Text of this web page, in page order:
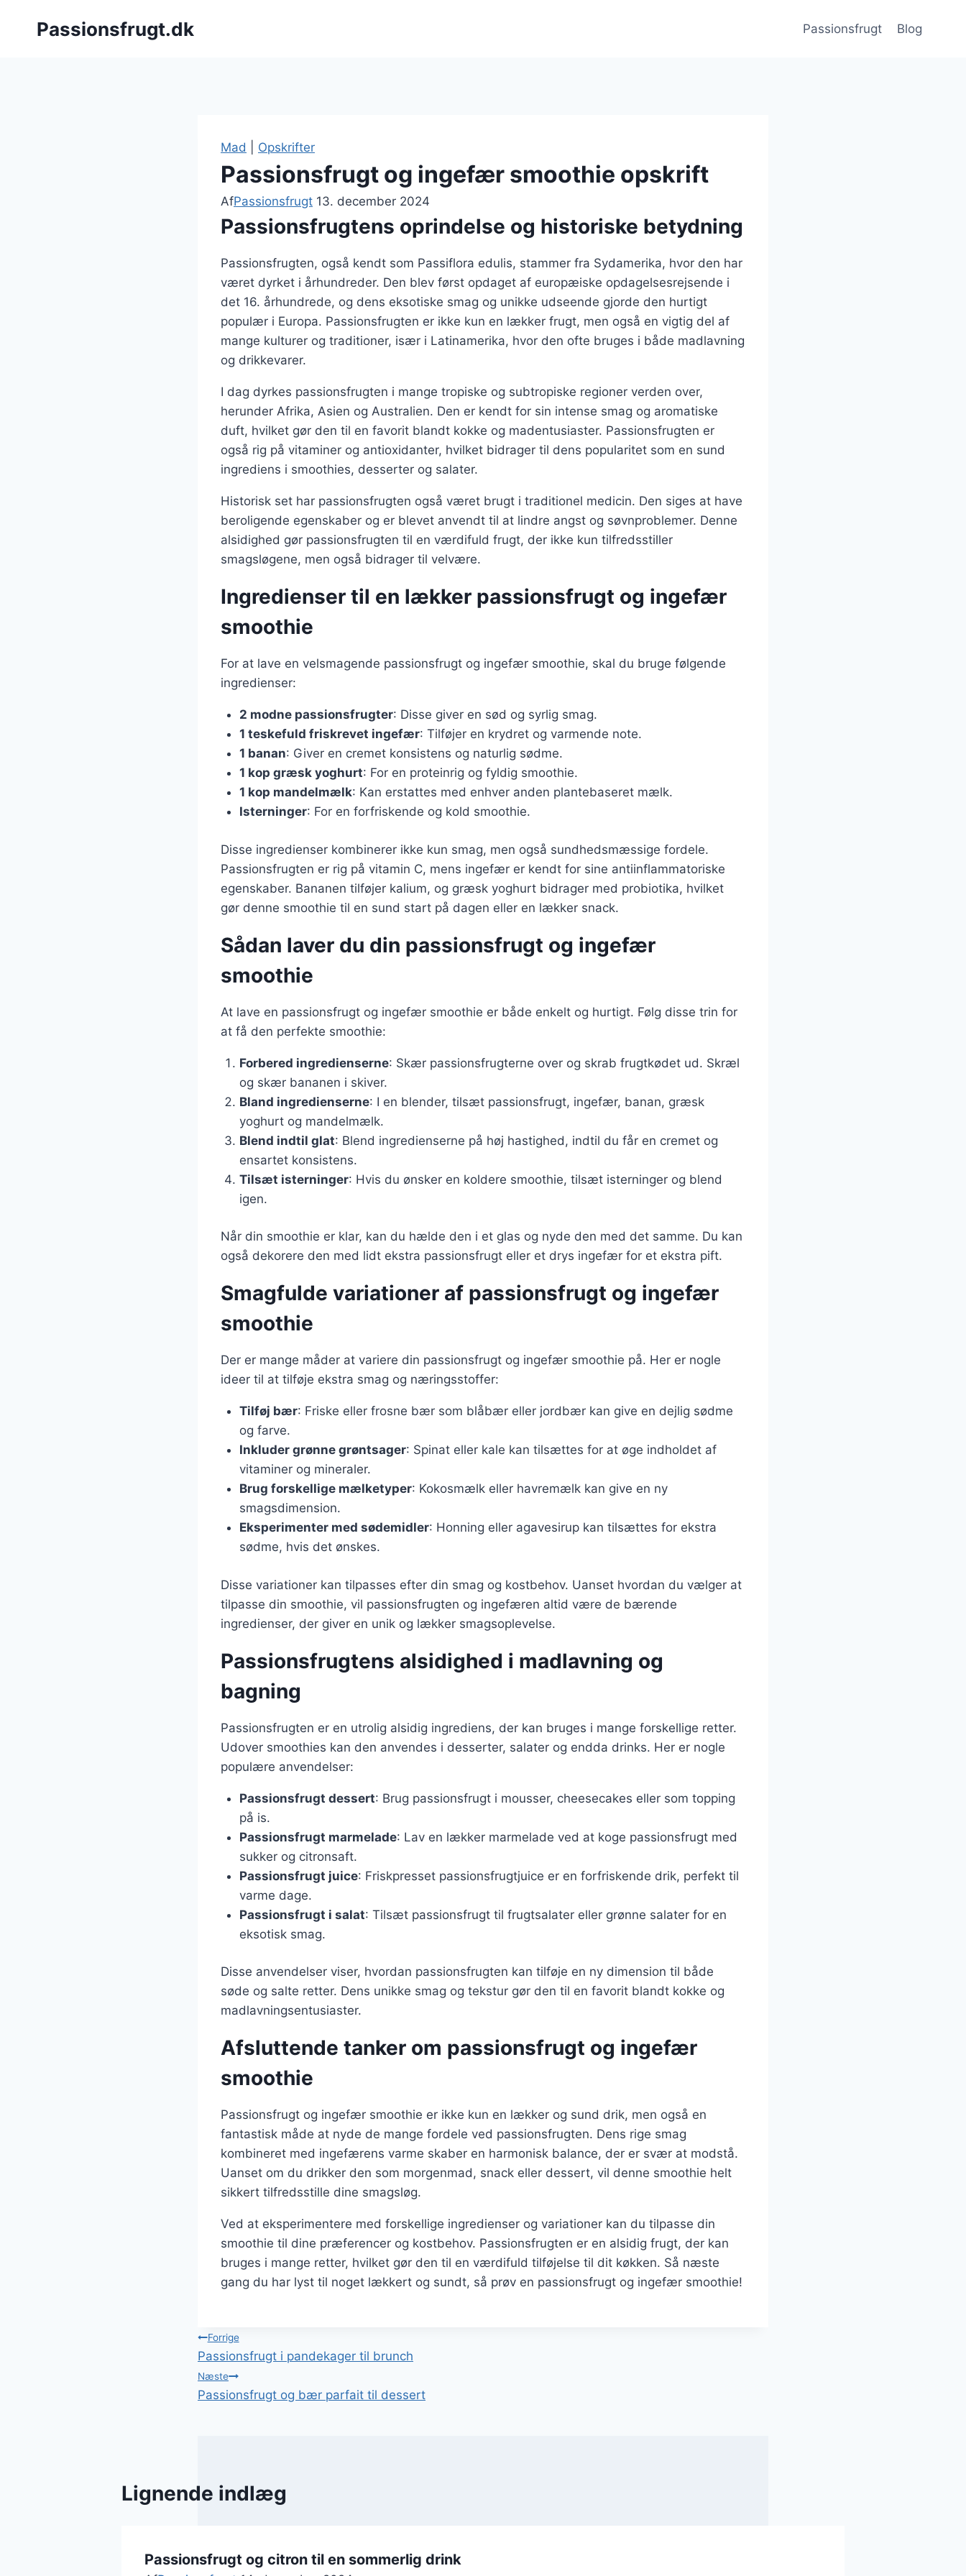
Passionsfrugt.dk Passionsfrugt Blog
Mad Opskrifter
Passionsfrugt og ingefær smoothie opskrift
AfPassionsfrugt 13. december 2024
Passionsfrugtens oprindelse og historiske betydning
Passionsfrugten, også kendt som Passiflora edulis, stammer fra Sydamerika, hvor den har
været dyrket i århundreder. Den blev først opdaget af europæiske opdagelsesrejsende i
det 16. århundrede, og dens eksotiske smag og unikke udseende gjorde den hurtigt
populær i Europa. Passionsfrugten er ikke kun en lækker frugt, men også en vigtig del af
mange kulturer og traditioner, især i Latinamerika, hvor den ofte bruges i både madlavning
og drikkevarer.
I dag dyrkes passionsfrugten i mange tropiske og subtropiske regioner verden over,
herunder Afrika, Asien og Australien. Den er kendt for sin intense smag og aromatiske
duft, hvilket gør den til en favorit blandt kokke og madentusiaster. Passionsfrugten er
også rig på vitaminer og antioxidanter, hvilket bidrager til dens popularitet som en sund
ingrediens i smoothies, desserter og salater.
Historisk set har passionsfrugten også været brugt i traditionel medicin. Den siges at have
beroligende egenskaber og er blevet anvendt til at lindre angst og søvnproblemer. Denne
alsidighed gør passionsfrugten til en værdifuld frugt, der ikke kun tilfredsstiller
smagsløgene, men også bidrager til velvære.
Ingredienser til en lækker passionsfrugt og ingefær
smoothie
For at lave en velsmagende passionsfrugt og ingefær smoothie, skal du bruge følgende
ingredienser:
2 modne passionsfrugter: Disse giver en sød og syrlig smag.
1 teskefuld friskrevet ingefær: Tilføjer en krydret og varmende note.
1 banan: Giver en cremet konsistens og naturlig sødme.
1 kop græsk yoghurt: For en proteinrig og fyldig smoothie.
1 kop mandelmælk: Kan erstattes med enhver anden plantebaseret mælk.
Isterninger: For en forfriskende og kold smoothie.
Disse ingredienser kombinerer ikke kun smag, men også sundhedsmæssige fordele.
Passionsfrugten er rig på vitamin C, mens ingefær er kendt for sine antiinflammatoriske
egenskaber. Bananen tilføjer kalium, og græsk yoghurt bidrager med probiotika, hvilket
gør denne smoothie til en sund start på dagen eller en lækker snack.
Sådan laver du din passionsfrugt og ingefær
smoothie
At lave en passionsfrugt og ingefær smoothie er både enkelt og hurtigt. Følg disse trin for
at få den perfekte smoothie:
Forbered ingredienserne: Skær passionsfrugterne over og skrab frugtkødet ud. Skræl
og skær bananen i skiver.
Bland ingredienserne: I en blender, tilsæt passionsfrugt, ingefær, banan, græsk
yoghurt og mandelmælk.
Blend indtil glat: Blend ingredienserne på høj hastighed, indtil du får en cremet og
ensartet konsistens.
Tilsæt isterninger: Hvis du ønsker en koldere smoothie, tilsæt isterninger og blend
igen.
Når din smoothie er klar, kan du hælde den i et glas og nyde den med det samme. Du kan
også dekorere den med lidt ekstra passionsfrugt eller et drys ingefær for et ekstra pift.
Smagfulde variationer af passionsfrugt og ingefær
smoothie
Der er mange måder at variere din passionsfrugt og ingefær smoothie på. Her er nogle
ideer til at tilføje ekstra smag og næringsstoffer:
Tilføj bær: Friske eller frosne bær som blåbær eller jordbær kan give en dejlig sødme
og farve.
Inkluder grønne grøntsager: Spinat eller kale kan tilsættes for at øge indholdet af
vitaminer og mineraler.
Brug forskellige mælketyper: Kokosmælk eller havremælk kan give en ny
smagsdimension.
Eksperimenter med sødemidler: Honning eller agavesirup kan tilsættes for ekstra
sødme, hvis det ønskes.
Disse variationer kan tilpasses efter din smag og kostbehov. Uanset hvordan du vælger at
tilpasse din smoothie, vil passionsfrugten og ingefæren altid være de bærende
ingredienser, der giver en unik og lækker smagsoplevelse.
Passionsfrugtens alsidighed i madlavning og
bagning
Passionsfrugten er en utrolig alsidig ingrediens, der kan bruges i mange forskellige retter.
Udover smoothies kan den anvendes i desserter, salater og endda drinks. Her er nogle
populære anvendelser:
Passionsfrugt dessert: Brug passionsfrugt i mousser, cheesecakes eller som topping
på is.
Passionsfrugt marmelade: Lav en lækker marmelade ved at koge passionsfrugt med
sukker og citronsaft.
Passionsfrugt juice: Friskpresset passionsfrugtjuice er en forfriskende drik, perfekt til
varme dage.
Passionsfrugt i salat: Tilsæt passionsfrugt til frugtsalater eller grønne salater for en
eksotisk smag.
Disse anvendelser viser, hvordan passionsfrugten kan tilføje en ny dimension til både
søde og salte retter. Dens unikke smag og tekstur gør den til en favorit blandt kokke og
madlavningsentusiaster.
Afsluttende tanker om passionsfrugt og ingefær
smoothie
Passionsfrugt og ingefær smoothie er ikke kun en lækker og sund drik, men også en
fantastisk måde at nyde de mange fordele ved passionsfrugten. Dens rige smag
kombineret med ingefærens varme skaber en harmonisk balance, der er svær at modstå.
Uanset om du drikker den som morgenmad, snack eller dessert, vil denne smoothie helt
sikkert tilfredsstille dine smagsløg.
Ved at eksperimentere med forskellige ingredienser og variationer kan du tilpasse din
smoothie til dine præferencer og kostbehov. Passionsfrugten er en alsidig frugt, der kan
bruges i mange retter, hvilket gør den til en værdifuld tilføjelse til dit køkken. Så næste
gang du har lyst til noget lækkert og sundt, så prøv en passionsfrugt og ingefær smoothie!
Indlægsnavigation
Forrige
Passionsfrugt i pandekager til brunch
Næste
Passionsfrugt og bær parfait til dessert
Lignende indlæg
Passionsfrugt og citron til en sommerlig drink